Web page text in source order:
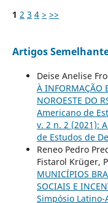
1 2 3 4 > >>
Artigos
Deise Anelise
À INFORMAÇÃO
NOROESTE DO
Americano de
v. 2 n. 2 (2021):
de Estudos de
Reneo Pedro
Fistarol Krüger,
MUNICÍPIOS
SOCIAIS E
Simpósio